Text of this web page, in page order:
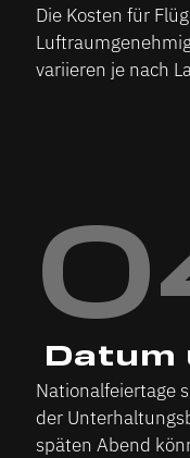
Die Kosten für
variieren je nach
Nationalfeiertage
der
späten Abend